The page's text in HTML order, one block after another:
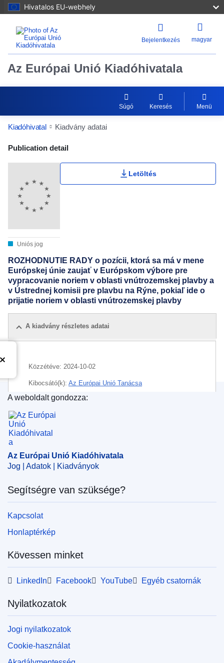
Hivatalos EU-webhely
Bejelentkezés magyar
Az Európai Unió Kiadóhivatala
Súgó Keresés Menü
Kiadóhivatal Kiadvány adatai
Publication Detail Actions Portlet
Publication detail
Uniós jog
Letöltés
ROZHODNUTIE RADY o pozícii, ktorá sa má v mene
Európskej únie zaujať v Európskom výbore pre
vypracovanie noriem v oblasti vnútrozemskej plavby a
v Ústrednej komisii pre plavbu na Rýne, pokiaľ ide o
prijatie noriem v oblasti vnútrozemskej plavby
A kiadvány részletes adatai
Közzétéve: 2024-10-02
Kibocsátó(k): Az Európai Unió Tanácsa
IMMC : ST 13615 2024 INIT
Az Európai Unió Kiadóhivatala
A weboldalt gondozza:
Az Európai Unió Kiadóhivatala
Jog | Adatok | Kiadványok
Segítségre van szüksége?
Kapcsolat
Honlaptérkép
Kövessen minket
LinkedIn Facebook YouTube Egyéb csatornák
Nyilatkozatok
Jogi nyilatkozatok
Cookie-használat